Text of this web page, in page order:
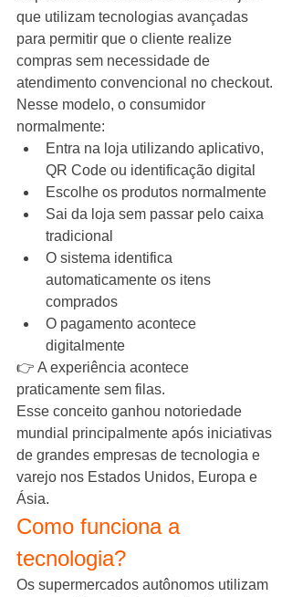
que utilizam tecnologias avançadas
para permitir que o cliente realize
compras sem necessidade de
atendimento convencional no checkout.
Nesse modelo, o consumidor
normalmente:
Entra na loja utilizando aplicativo,
QR Code ou identificação digital
Escolhe os produtos normalmente
Sai da loja sem passar pelo caixa
tradicional
O sistema identifica
automaticamente os itens
comprados
O pagamento acontece
digitalmente
👉 A experiência acontece
praticamente sem filas.
Esse conceito ganhou notoriedade
mundial principalmente após iniciativas
de grandes empresas de tecnologia e
varejo nos Estados Unidos, Europa e
Ásia.
Como funciona a
tecnologia?
Os supermercados autônomos utilizam